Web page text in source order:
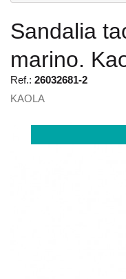
Sandalia
marino.
Ref.: 26032681-2
KAOLA